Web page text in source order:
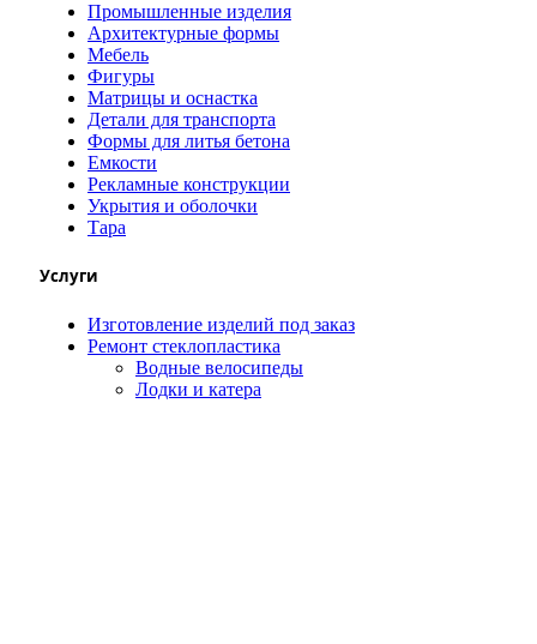
Промышленные изделия
Архитектурные формы
Мебель
Фигуры
Матрицы и оснастка
Детали для транспорта
Формы для литья бетона
Емкости
Рекламные конструкции
Укрытия и оболочки
Тара
Услуги
Изготовление изделий под заказ
Ремонт стеклопластика
Водные велосипеды
Лодки и катера